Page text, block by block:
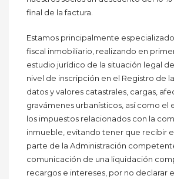
final de la factura.
Estamos principalmente
fiscal inmobiliario, realizando en
estudio jurídico de la situación legal
nivel de inscripción en el Registro de
datos y valores catastrales, cargas,
gravámenes urbanísticos, así como el
los impuestos relacionados con la
inmueble, evitando tener que recibir
parte de la Administración
comunicación de una liquidación
recargos e intereses, por no declarar